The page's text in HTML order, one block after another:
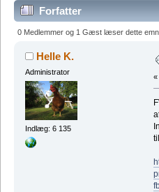
Forfatter
gange)
0 Medlemmer og 1 Gæst læser dette
Helle K.
Administrator
Indlæg: 6 135
«